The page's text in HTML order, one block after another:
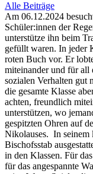
Alle Beiträge
Am 06.12.2024
Schüler:innen der
unterstütze ihn beim
gefüllt waren. In jeder
roten Buch vor. Er
miteinander und für all
sozialen Verhalten gut
die gesamte Klasse
achten, freundlich
unterstützen, wo
gespitzten Ohren auf
Nikolauses. In seinem
Bischofsstab
in den Klassen. Für
für das angespannte